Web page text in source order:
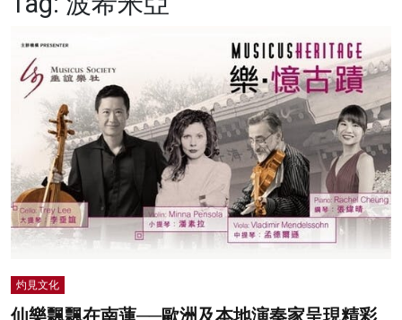
商業
科技
影片
名家榜
灼見活動
灼見文化
仙樂飄飄在南蓮──歐洲及本地演奏家呈現精彩